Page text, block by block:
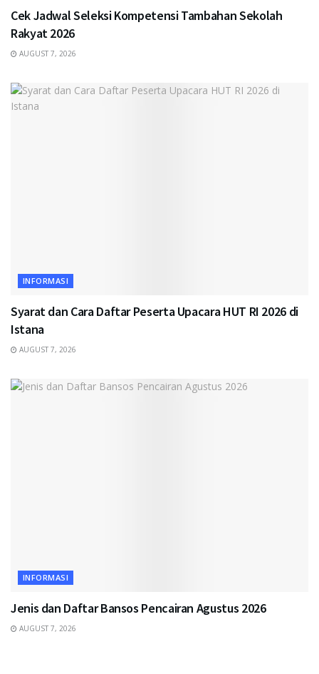
Cek Jadwal Seleksi Kompetensi Tambahan Sekolah
Rakyat 2026
AUGUST 7, 2026
INFORMASI
Syarat dan Cara Daftar Peserta Upacara HUT RI 2026 di
Istana
AUGUST 7, 2026
INFORMASI
Jenis dan Daftar Bansos Pencairan Agustus 2026
AUGUST 7, 2026